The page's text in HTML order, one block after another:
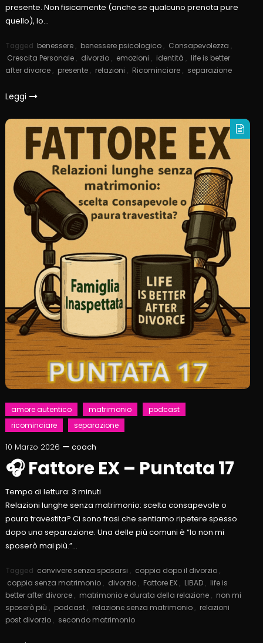
presente. Non fisicamente (anche se qualcuno prenota pure
quello), lo…
Tagged benessere , benessere psicologico , Consapevolezza ,
Crescita Personale , divorzio , emozioni , identità , life is better
after divorce , presente , relazioni , Ricominciare , separazione
Leggi
amore autentico matrimonio
podcast
ricominciare
separazione
10 Marzo 2026 coach
🎧 Fattore EX – Puntata 17
Tempo di lettura: 3 minuti
Relazioni lunghe senza matrimonio: scelta consapevole o
paura travestita? Ci sono frasi che sentiamo ripetere spesso
dopo una separazione. Una delle più comuni è “Io non mi
sposerò mai più.”…
Tagged convivere senza sposarsi , coppia dopo il divorzio ,
coppia senza matrimonio , divorzio , Fattore EX , LIBAD , life is
better after divorce , matrimonio e durata della relazione , non mi
sposerò più , podcast , relazione senza matrimonio , relazioni
post divorzio , secondo matrimonio